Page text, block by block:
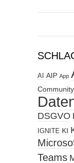
AI AIP App
Community
DSGVO
IGNITE KI
Teams